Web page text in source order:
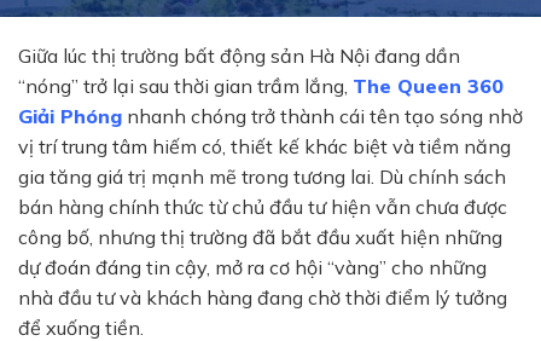
Giữa lúc thị trường bất động sản Hà Nội đang dần
“nóng” trở lại sau thời gian trầm lắng, The Queen 360
Giải Phóng nhanh chóng trở thành cái tên tạo sóng nhờ
vị trí trung tâm hiếm có, thiết kế khác biệt và tiềm năng
gia tăng giá trị mạnh mẽ trong tương lai. Dù chính sách
bán hàng chính thức từ chủ đầu tư hiện vẫn chưa được
công bố, nhưng thị trường đã bắt đầu xuất hiện những
dự đoán đáng tin cậy, mở ra cơ hội “vàng” cho những
nhà đầu tư và khách hàng đang chờ thời điểm lý tưởng
để xuống tiền.